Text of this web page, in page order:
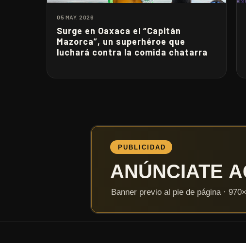
05 MAY. 2026
Surge en Oaxaca el “Capitán
Mazorca”, un superhéroe que
luchará contra la comida chatarra